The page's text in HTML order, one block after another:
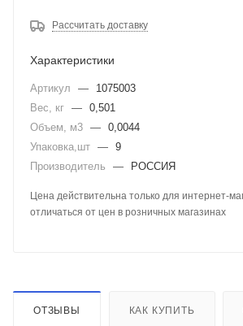
Рассчитать доставку
Характеристики
Артикул —
1075003
Вес, кг — 0,501
Объем, м3 — 0,0044
Упаковка,шт — 9
Производитель
— РОССИЯ
Цена действительна только для интернет-
отличаться от цен в розничных магазинах
ОТЗЫВЫ КАК КУПИТЬ